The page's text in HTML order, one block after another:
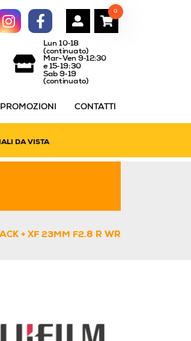
Lun 10‑18
(continuato)
Mar-Ven 9‑12:30
e 15‑19:30
Sab 9‑19
(continuato)
PROMOZIONI CONTATTI
0
DA VISTA
+ XF 23MM F2.8 R WR